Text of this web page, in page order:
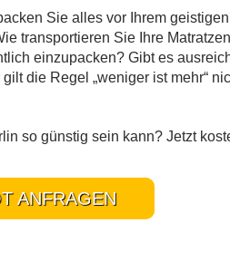
Sie alles vor Ihrem
transportieren Sie Ihre
einzupacken? Gibt es
die Regel „weniger ist mehr“
so günstig sein kann? Jetzt
ANFRAGEN